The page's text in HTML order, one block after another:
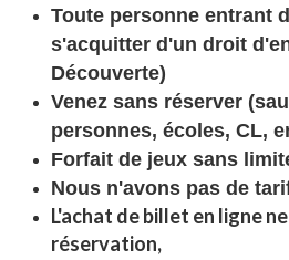
Toute personne entrant
s'acquitter d'un droit
Découverte)
Venez sans réserver
personnes, écoles, CL,
Forfait de jeux sans
Nous n'avons pas de
L'achat de billet en ligne
réservation,